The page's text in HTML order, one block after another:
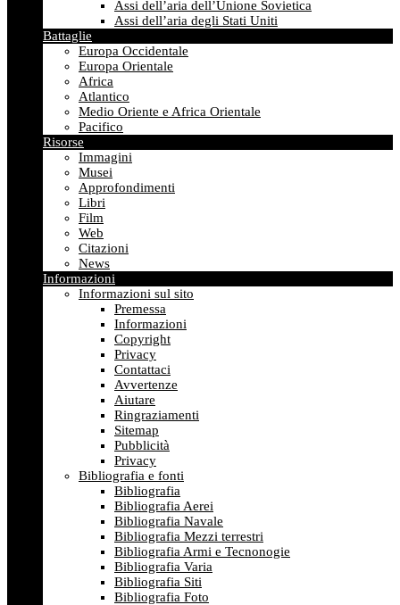
Assi dell’aria dell’Unione Sovietica
Assi dell’aria degli Stati Uniti
Battaglie
Europa Occidentale
Europa Orientale
Africa
Atlantico
Medio Oriente e Africa Orientale
Pacifico
Risorse
Immagini
Musei
Approfondimenti
Libri
Film
Web
Citazioni
News
Informazioni
Informazioni sul sito
Premessa
Informazioni
Copyright
Privacy
Contattaci
Avvertenze
Aiutare
Ringraziamenti
Sitemap
Pubblicità
Privacy
Bibliografia e fonti
Bibliografia
Bibliografia Aerei
Bibliografia Navale
Bibliografia Mezzi terrestri
Bibliografia Armi e Tecnonogie
Bibliografia Varia
Bibliografia Siti
Bibliografia Foto